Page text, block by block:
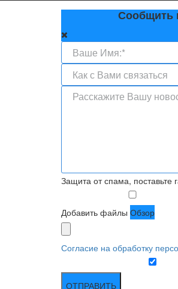
Сообщить
Защита от спама, поставьте
Добавить файлы Обзор
Согласие на обработку
ОТПРАВИТЬ